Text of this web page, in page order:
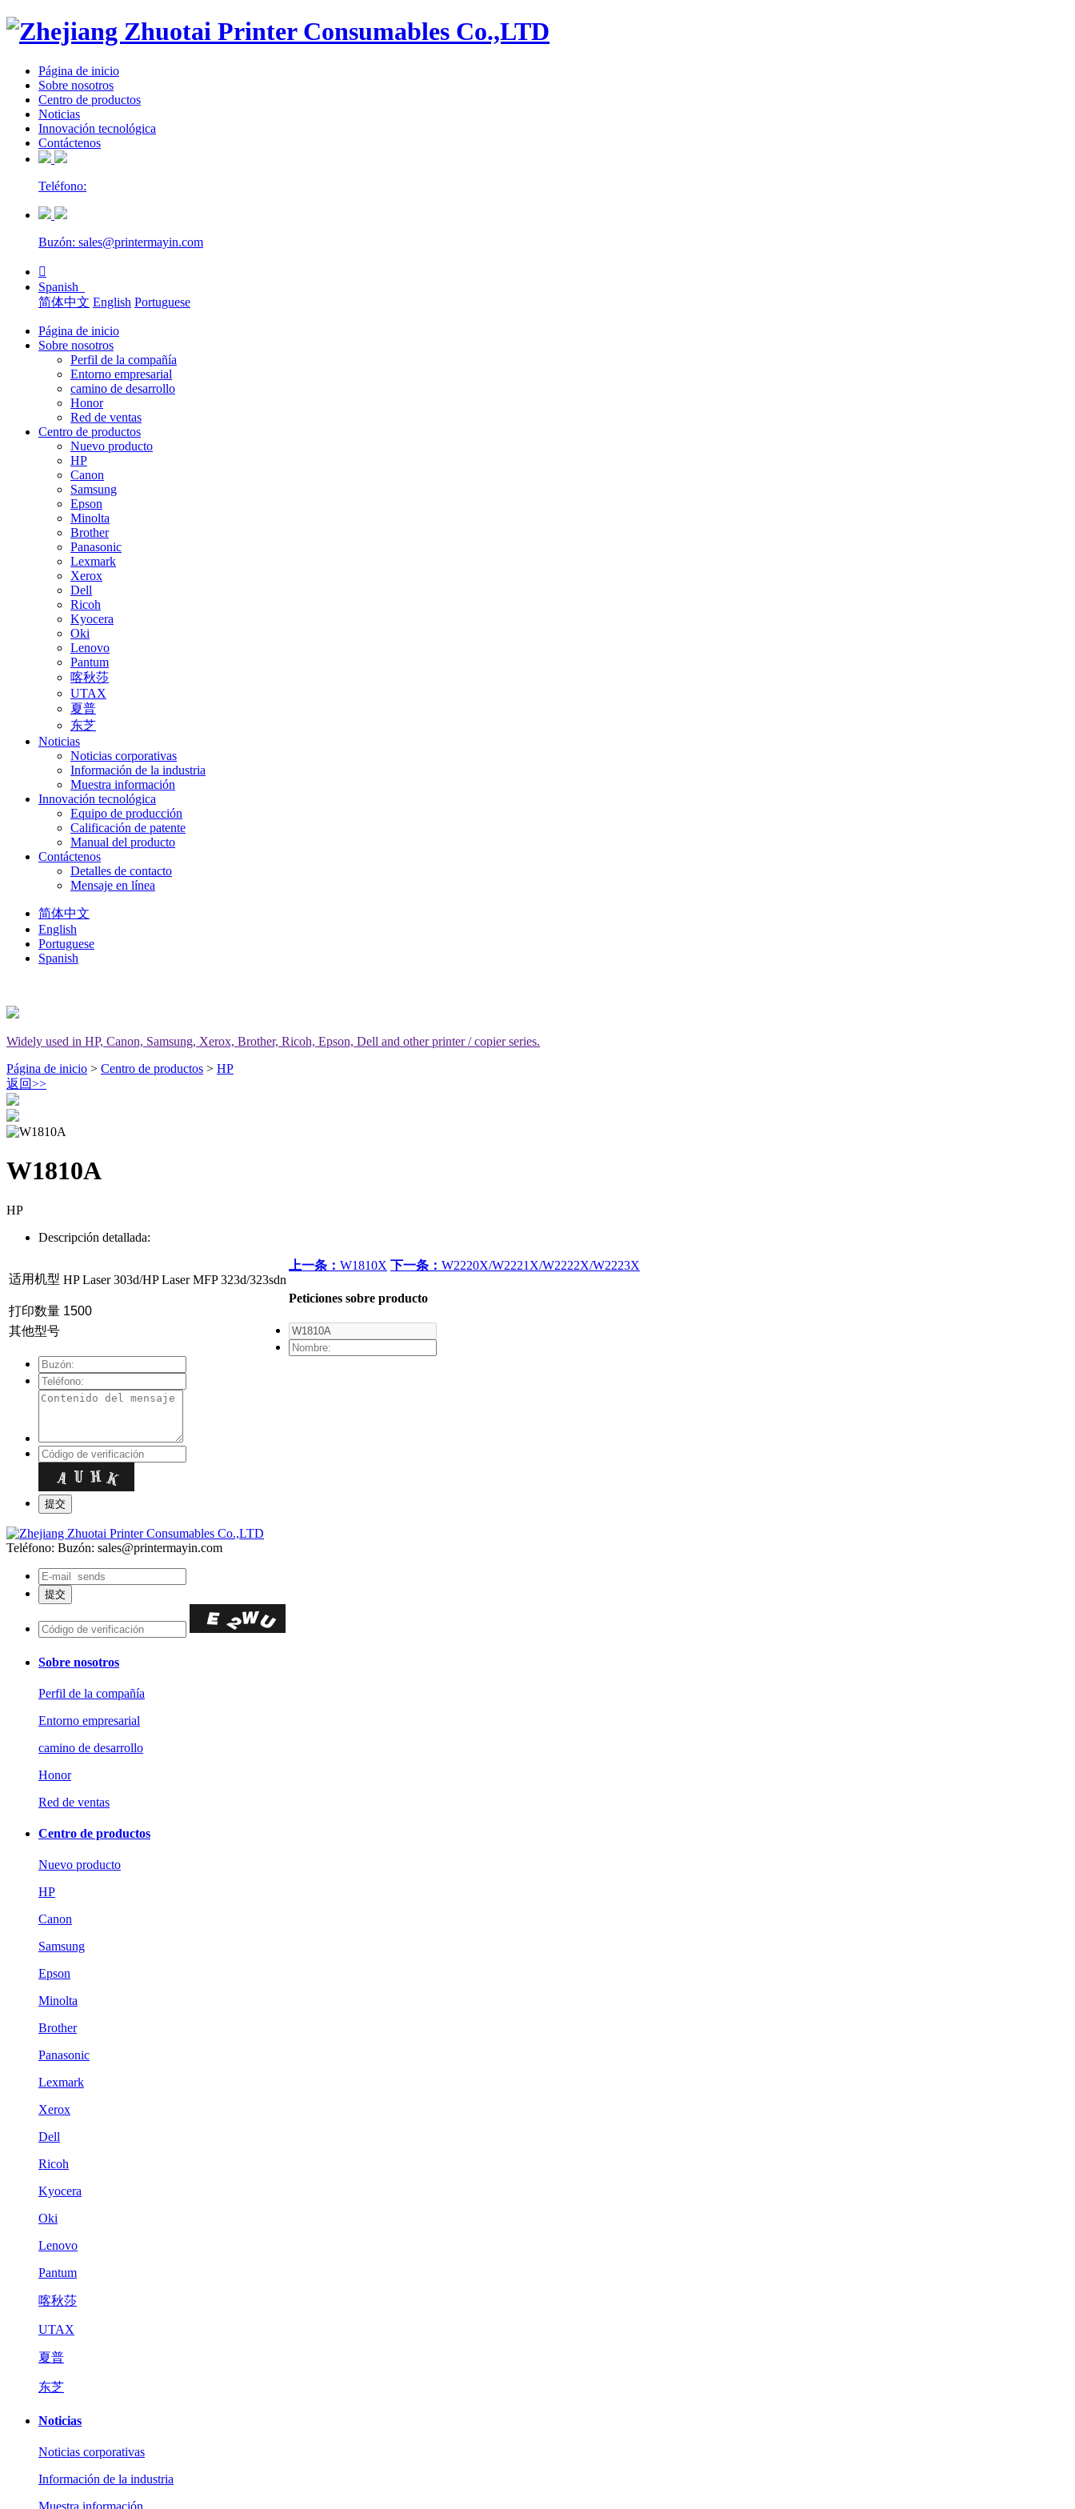
Página de inicio
Sobre nosotros
Centro de productos
Noticias
Innovación tecnológica
Contáctenos
Teléfono:
Buzón: sales@printermayin.com

Spanish
简体中文 English Portuguese
Página de inicio
Sobre nosotros
Perfil de la compañía
Entorno empresarial
camino de desarrollo
Honor
Red de ventas
Centro de productos
Nuevo producto
HP
Canon
Samsung
Epson
Minolta
Brother
Panasonic
Lexmark
Xerox
Dell
Ricoh
Kyocera
Oki
Lenovo
Pantum
喀秋莎
UTAX
夏普
东芝
Noticias
Noticias corporativas
Información de la industria
Muestra información
Innovación tecnológica
Equipo de producción
Calificación de patente
Manual del producto
Contáctenos
Detalles de contacto
Mensaje en línea
简体中文
English
Portuguese
Spanish
Widely used in HP, Canon, Samsung, Xerox, Brother, Ricoh, Epson, Dell and other printer / copier series.
Página de inicio > Centro de productos > HP
返回>>
W1810A
HP
Descripción detallada:
适用机型 HP Laser 303d/HP Laser MFP 323d/323sdn
打印数量 1500
其他型号
上一条： W1810X 下一条： W2220X/W2221X/W2222X/W2223X
Peticiones sobre producto
Teléfono: Buzón: sales@printermayin.com
Sobre nosotros
Perfil de la compañía
Entorno empresarial
camino de desarrollo
Honor
Red de ventas
Centro de productos
Nuevo producto
HP
Canon
Samsung
Epson
Minolta
Brother
Panasonic
Lexmark
Xerox
Dell
Ricoh
Kyocera
Oki
Lenovo
Pantum
喀秋莎
UTAX
夏普
东芝
Noticias
Noticias corporativas
Información de la industria
Muestra información